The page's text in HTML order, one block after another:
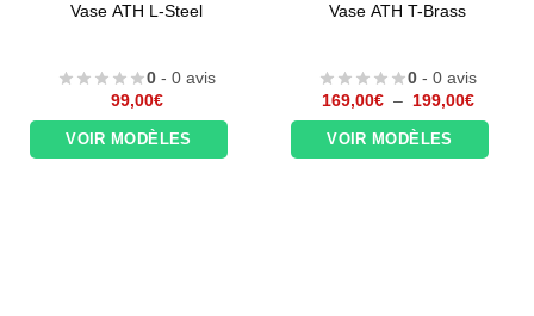
Vase ATH L-Steel
0 - 0 avis
99,00€
VOIR MODÈLES
Vase ATH T-Brass
0 - 0 avis
169,00€ – 199,00€Plage
prix :
à
VOIR MODÈLES